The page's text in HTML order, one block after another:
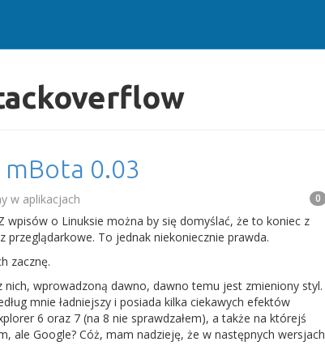
0.03
w aplikacjach 0
wpisów o Linuksie można by się domyślać, że to koniec z
To jednak niekoniecznie prawda.
zacznę.
nich, wprowadzoną dawno, dawno temu jest zmieniony styl.
mnie ładniejszy i posiada kilka ciekawych efektów
6 oraz 7 (na 8 nie sprawdzałem), a także na którejś
ale Google? Cóż, mam nadzieję, że w następnych wersjach